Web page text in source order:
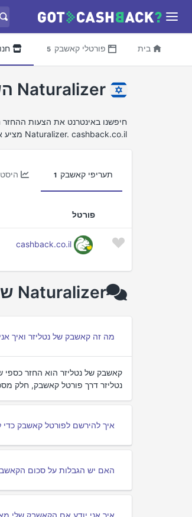
בית פורטלי קאשבק 5
Naturalizer השוואת החזר כספי
Naturalizer. cashback.co.il מציע את שיעור ההחזר הכספי הטוב ביותר עבור Naturalizer.
תעריפי קאשבק 1
פורטל
cashback.co.il
Naturalizer שאלות נפוצות על cashback
מה זה קאשבק של נטליזר ואיך
קאשבק של נטליזר הוא החזר
נטליזר דרך פורטל קאשבק, חלק
איך להירשם לפורטל קאשבק כדי
האם יש הגבלות על סכום הקאשבק
איך אני יודע אם הקאשבק שלי